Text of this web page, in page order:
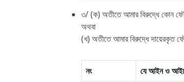
৩/ (ক) অতীতে আমার বিরুদ্ধে কোন
অথবা
(খ) অতীতে আমার বিরুদ্ধে দায়েরকৃত
নং যে আইন ও